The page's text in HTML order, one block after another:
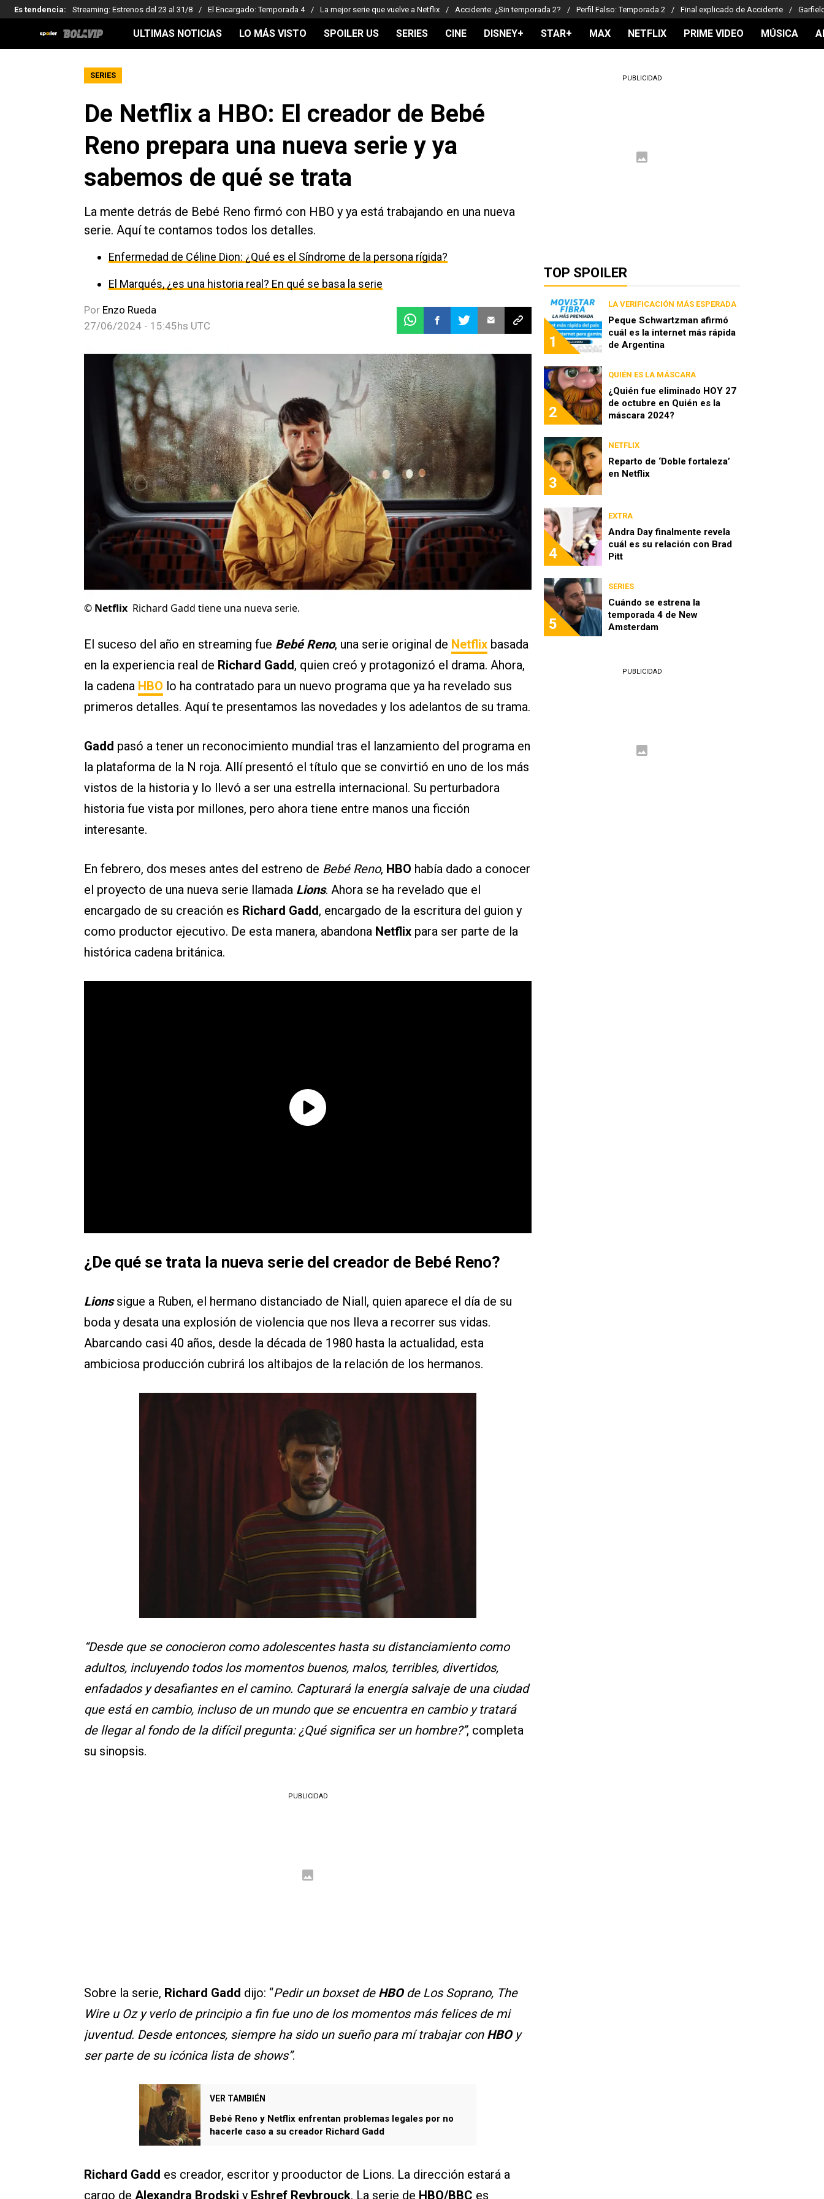
Es tendencia: Streaming: Estrenos del 23 al 31/8 El Encargado: Temporada 4 La mejor serie que vuelve a Netflix Accidente: ¿Sin temporada 2? Perfil Falso: Temporada 2 Final explicado de Accidente
ULTIMAS NOTICIAS LO MÁS VISTO SPOILER US SERIES CINE DISNEY+ STAR+ MAX NETFLIX PRIME VIDEO MÚSICA
SERIES
De Netflix a HBO: El creador de Bebé
Reno prepara una nueva serie y ya
sabemos de qué se trata
La mente detrás de Bebé Reno firmó con HBO y ya está trabajando en una nueva
serie. Aquí te contamos todos los detalles.
Enfermedad de Céline Dion: ¿Qué es el Síndrome de la persona rígida?
El Marqués, ¿es una historia real? En qué se basa la serie
Por Enzo Rueda
27/06/2024 - 15:45hs UTC
© Netflix Richard Gadd tiene una nueva serie.
El suceso del año en streaming fue Bebé Reno, una serie original de Netflix basada
en la experiencia real de Richard Gadd, quien creó y protagonizó el drama. Ahora,
la cadena HBO lo ha contratado para un nuevo programa que ya ha revelado sus
primeros detalles. Aquí te presentamos las novedades y los adelantos de su trama.
Gadd pasó a tener un reconocimiento mundial tras el lanzamiento del programa en
la plataforma de la N roja. Allí presentó el título que se convirtió en uno de los más
vistos de la historia y lo llevó a ser una estrella internacional. Su perturbadora
historia fue vista por millones, pero ahora tiene entre manos una ficción
interesante.
En febrero, dos meses antes del estreno de Bebé Reno, HBO había dado a conocer
el proyecto de una nueva serie llamada Lions. Ahora se ha revelado que el
encargado de su creación es Richard Gadd, encargado de la escritura del guion y
como productor ejecutivo. De esta manera, abandona Netflix para ser parte de la
histórica cadena británica.
¿De qué se trata la nueva serie del creador de Bebé Reno?
Lionssigue a Ruben, el hermano distanciado de Niall, quien aparece el día de su
boda y desata una explosión de violencia que nos lleva a recorrer sus vidas.
Abarcando casi 40 años, desde la década de 1980 hasta la actualidad, esta
ambiciosa producción cubrirá los altibajos de la relación de los hermanos.
“Desde que se conocieron como adolescentes hasta su distanciamiento como
adultos, incluyendo todos los momentos buenos, malos, terribles, divertidos,
enfadados y desafiantes en el camino. Capturará la energía salvaje de una ciudad
que está en cambio, incluso de un mundo que se encuentra en cambio y tratará
de llegar al fondo de la difícil pregunta: ¿Qué significa ser un hombre?”, completa
su sinopsis.
PUBLICIDAD
Sobre la serie, Richard Gadd dijo: “Pedir un boxset de HBOde Los Soprano, The
Wire u Oz y verlo de principio a fin fue uno de los momentos más felices de mi
juventud. Desde entonces, siempre ha sido un sueño para mí trabajar con HBOy
ser parte de su icónica lista de shows”.
VER TAMBIÉN
Bebé Reno y Netflix enfrentan problemas legales por no
hacerle caso a su creador Richard Gadd
Richard Gadd es creador, escritor y prooductor de Lions. La dirección estará a
cargo de Alexandra Brodski y Eshref Reybrouck. La serie de HBO/BBC es
PUBLICIDAD
TOP SPOILER
1
LA VERIFICACIÓN MÁS ESPERADA
Peque Schwartzman afirmó
cuál es la internet más rápida
de Argentina
2
QUIÉN ES LA MÁSCARA
¿Quién fue eliminado HOY 27
de octubre en Quién es la
máscara 2024?
3
NETFLIX
Reparto de ‘Doble fortaleza’
en Netflix
4
EXTRA
Andra Day finalmente revela
cuál es su relación con Brad
Pitt
5
SERIES
Cuándo se estrena la
temporada 4 de New
Amsterdam
PUBLICIDAD